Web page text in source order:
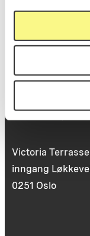
22 99 11 99
Victoria Terrasse
inngang
0251 Oslo